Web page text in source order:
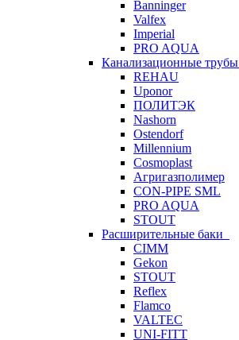
Banninger
Valfex
Imperial
PRO AQUA
Канализационные трубы
REHAU
Uponor
ПОЛИТЭК
Nashorn
Ostendorf
Millennium
Cosmoplast
Агригазполимер
CON-PIPE SML
PRO AQUA
STOUT
Расширительные баки
CIMM
Gekon
STOUT
Reflex
Flamco
VALTEC
UNI-FITT